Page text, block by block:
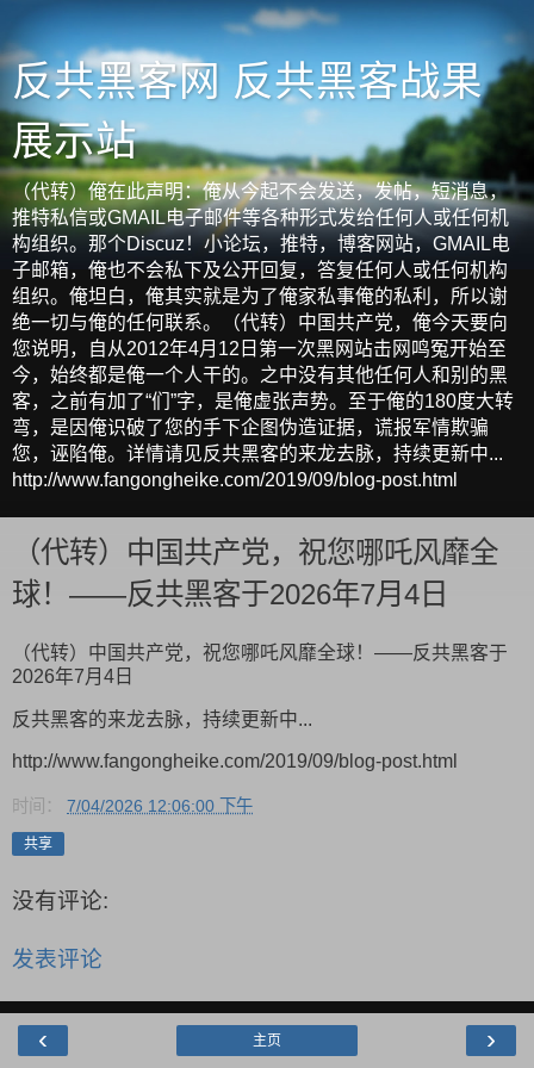
反共黑客网 反共黑客战果
展示站
（代转）俺在此声明：俺从今起不会发送，发帖，短消息，
推特私信或GMAIL电子邮件等各种形式发给任何人或任何机
构组织。那个Discuz！小论坛，推特，博客网站，GMAIL电
子邮箱，俺也不会私下及公开回复，答复任何人或任何机构
组织。俺坦白，俺其实就是为了俺家私事俺的私利，所以谢
绝一切与俺的任何联系。（代转）中国共产党，俺今天要向
您说明，自从2012年4月12日第一次黑网站击网鸣冤开始至
今，始终都是俺一个人干的。之中没有其他任何人和别的黑
客，之前有加了“们”字，是俺虚张声势。至于俺的180度大转
弯，是因俺识破了您的手下企图伪造证据，谎报军情欺骗
您，诬陷俺。详情请见反共黑客的来龙去脉，持续更新中...
http://www.fangongheike.com/2019/09/blog-post.html
（代转）中国共产党，祝您哪吒风靡全
球！——反共黑客于2026年7月4日
（代转）中国共产党，祝您哪吒风靡全球！——反共黑客于
2026年7月4日
反共黑客的来龙去脉，持续更新中...
http://www.fangongheike.com/2019/09/blog-post.html
时间： 7/04/2026 12:06:00 下午
共享
没有评论:
发表评论
‹ ›
主页